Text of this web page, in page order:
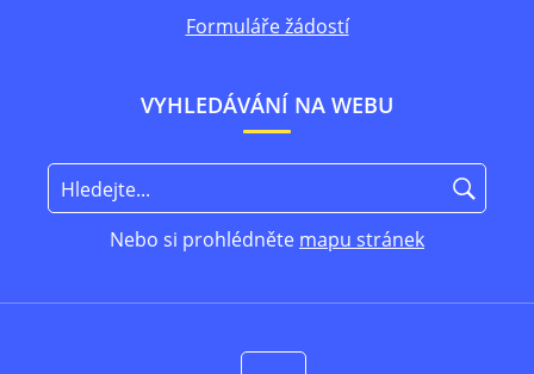
Formuláře žádostí
VYHLEDÁVÁNÍ NA WEBU
Nebo si prohlédněte mapu stránek